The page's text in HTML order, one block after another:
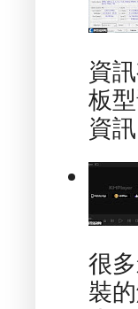
資
板
資
很
裝